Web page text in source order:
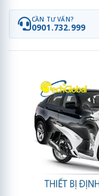
CẦN TƯ VẤN?
0901.732.999